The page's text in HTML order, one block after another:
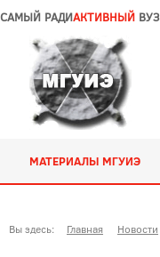
САМЫЙ РАДИАКТИВНЫЙ ВУЗ
МАТЕРИАЛЫ МГУИЭ
Вы здесь: Главная Новости